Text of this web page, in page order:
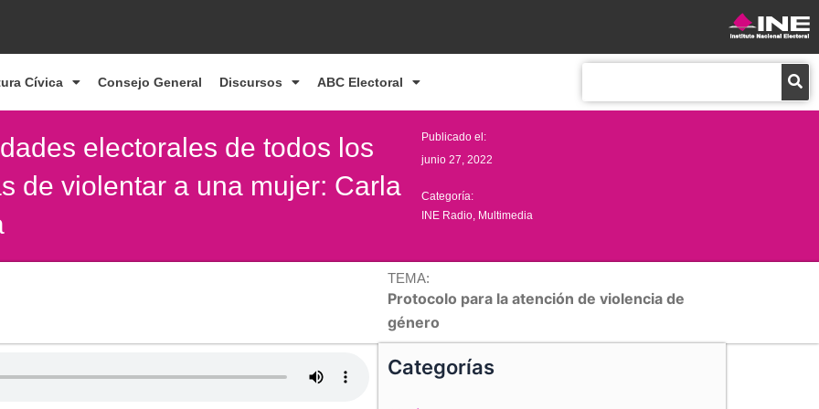
Cívica Consejo General Discursos ABC Electoral
electorales de todos los
de violentar a una mujer: Carla
Publicado el:
junio 27, 2022
Categoría:
INE Radio Multimedia
TEMA:
Protocolo para la atención de violencia de
género
Categorías